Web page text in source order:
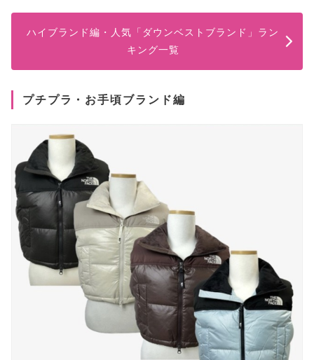
ハイブランド編・人気「ダウンベストブランド」ラン
キング一覧
プチプラ・お手頃ブランド編